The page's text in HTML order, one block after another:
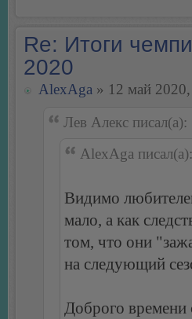
Re: Итоги
2020
AlexAga » 12 май
Лев Алекс писал(а):
AlexAga писал(а):
Видимо
мало, а как
том, что они
на следующий
Доброго